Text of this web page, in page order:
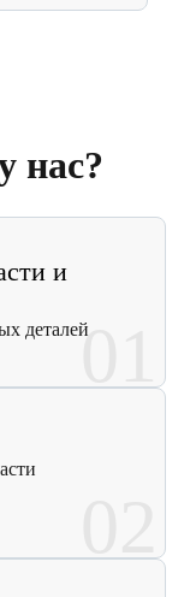
нас?
и
деталей01